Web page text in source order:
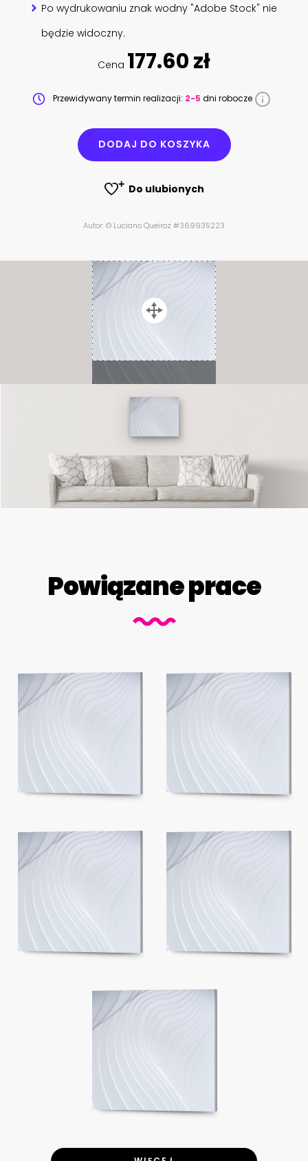
Po wydrukowaniu znak wodny "Adobe Stock" nie
będzie widoczny.
Cena 177.60 zł
Przewidywany termin realizacji: 2-5 dni robocze
DODAJ DO KOSZYKA
Do ulubionych
Autor: © Luciano Queiroz #369935223
Powiązane prace